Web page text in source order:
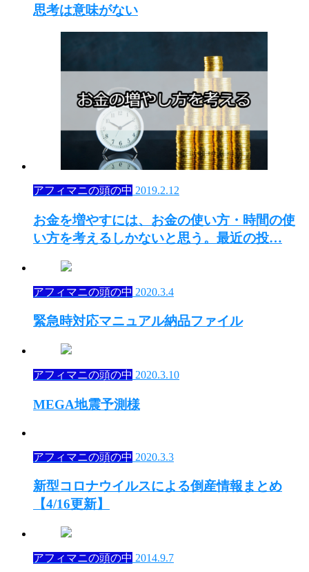
思考は意味がない
アフィマニの頭の中 2019.2.12
お金を増やすには、お金の使い方・時間の使
い方を考えるしかないと思う。最近の投…
アフィマニの頭の中 2020.3.4
緊急時対応マニュアル納品ファイル
アフィマニの頭の中 2020.3.10
MEGA地震予測様
アフィマニの頭の中 2020.3.3
新型コロナウイルスによる倒産情報まとめ
【4/16更新】
アフィマニの頭の中 2014.9.7